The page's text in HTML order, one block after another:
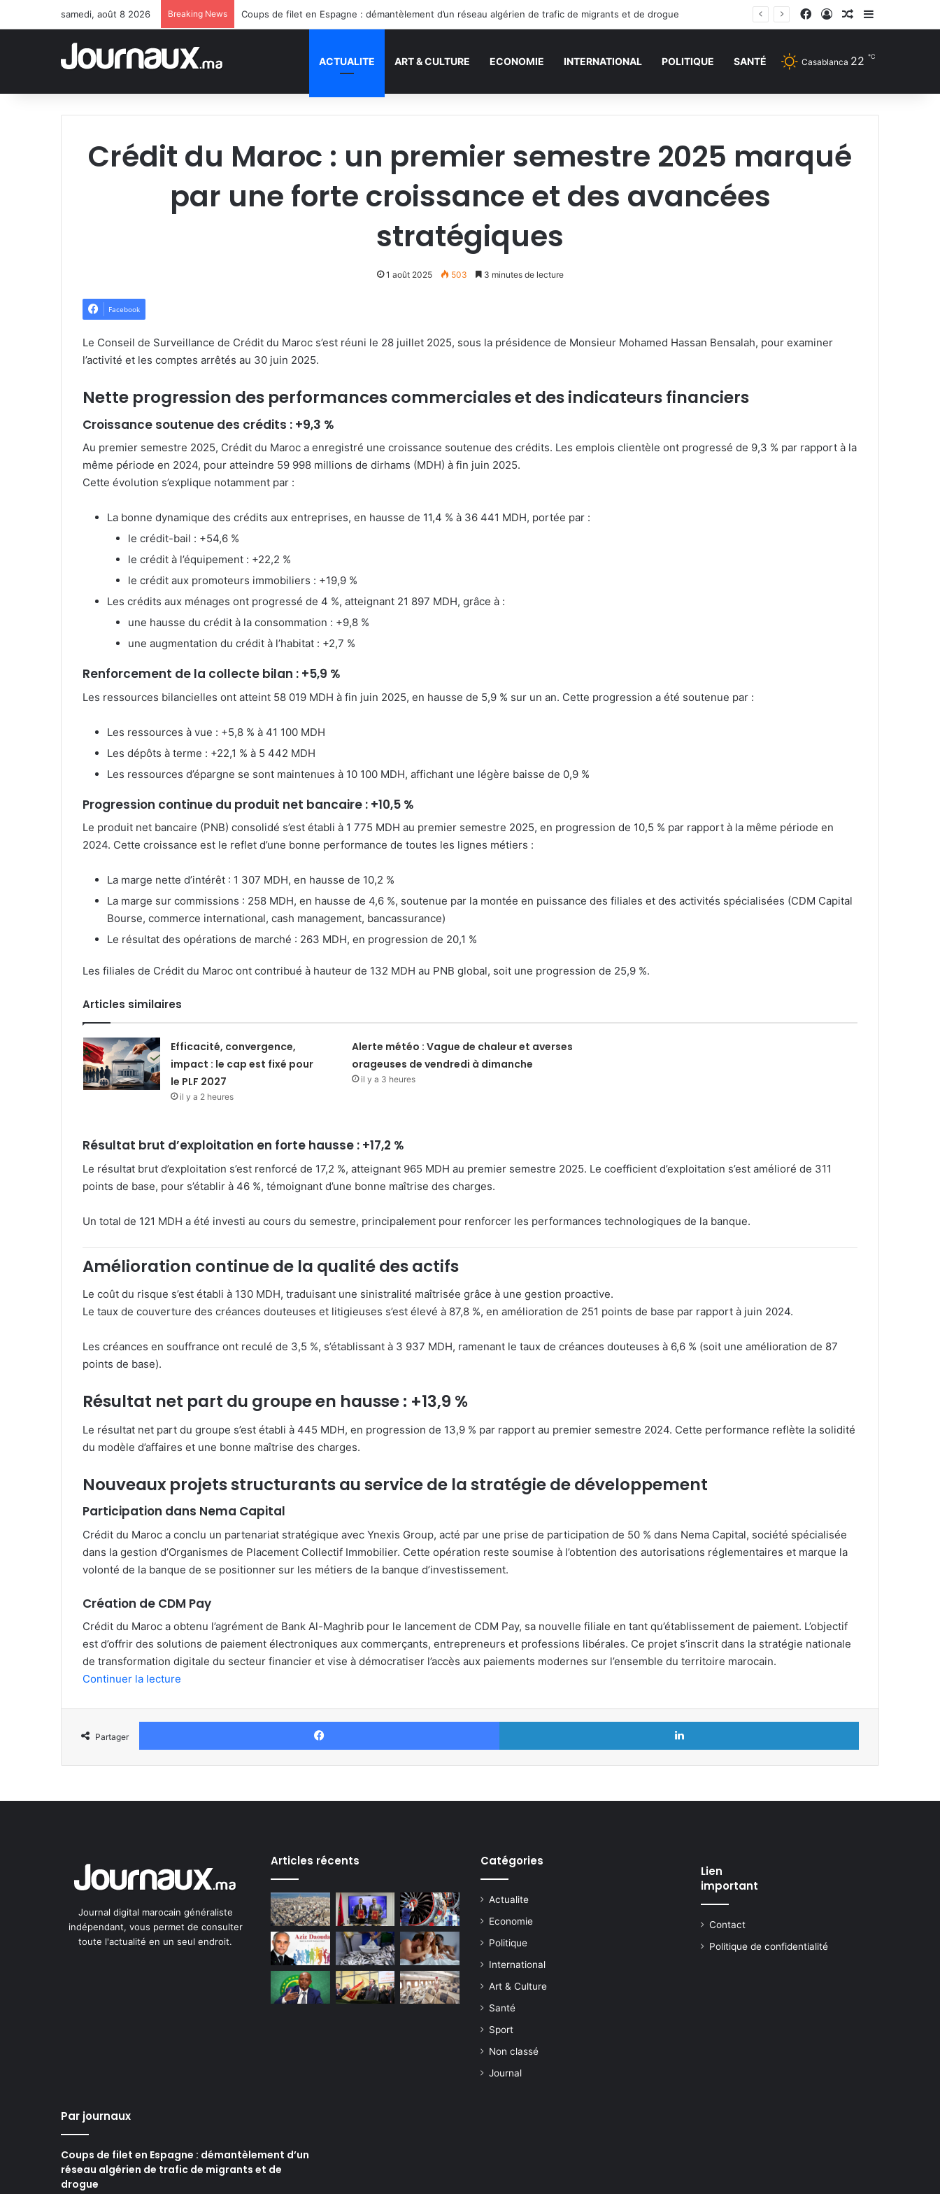
samedi, août 8 2026 Breaking News Coups de filet en Espagne : démantèlement d’un réseau algérien de trafic de migrants et de drogue Facebook
Connexion
Article Aléatoire
Sidebar
ACTUALITE ART & CULTURE ECONOMIE INTERNATIONAL POLITIQUE SANTÉ Casablanca 22 ℃
Crédit du Maroc : un premier semestre 2025 marqué
par une forte croissance et des avancées
stratégiques
1 août 2025 503 3 minutes de lecture
Facebook
Le Conseil de Surveillance de Crédit du Maroc s’est réuni le 28 juillet 2025, sous la présidence de Monsieur Mohamed Hassan Bensalah, pour examiner
l’activité et les comptes arrêtés au 30 juin 2025.
Nette progression des performances commerciales et des indicateurs financiers
Croissance soutenue des crédits : +9,3 %
Au premier semestre 2025, Crédit du Maroc a enregistré une croissance soutenue des crédits. Les emplois clientèle ont progressé de 9,3 % par rapport à la
même période en 2024, pour atteindre 59 998 millions de dirhams (MDH) à fin juin 2025.
Cette évolution s’explique notamment par :
La bonne dynamique des crédits aux entreprises, en hausse de 11,4 % à 36 441 MDH, portée par :
le crédit-bail : +54,6 %
le crédit à l’équipement : +22,2 %
le crédit aux promoteurs immobiliers : +19,9 %
Les crédits aux ménages ont progressé de 4 %, atteignant 21 897 MDH, grâce à :
une hausse du crédit à la consommation : +9,8 %
une augmentation du crédit à l’habitat : +2,7 %
Renforcement de la collecte bilan : +5,9 %
Les ressources bilancielles ont atteint 58 019 MDH à fin juin 2025, en hausse de 5,9 % sur un an. Cette progression a été soutenue par :
Les ressources à vue : +5,8 % à 41 100 MDH
Les dépôts à terme : +22,1 % à 5 442 MDH
Les ressources d’épargne se sont maintenues à 10 100 MDH, affichant une légère baisse de 0,9 %
Progression continue du produit net bancaire : +10,5 %
Le produit net bancaire (PNB) consolidé s’est établi à 1 775 MDH au premier semestre 2025, en progression de 10,5 % par rapport à la même période en
2024. Cette croissance est le reflet d’une bonne performance de toutes les lignes métiers :
La marge nette d’intérêt : 1 307 MDH, en hausse de 10,2 %
La marge sur commissions : 258 MDH, en hausse de 4,6 %, soutenue par la montée en puissance des filiales et des activités spécialisées (CDM Capital
Bourse, commerce international, cash management, bancassurance)
Le résultat des opérations de marché : 263 MDH, en progression de 20,1 %
Les filiales de Crédit du Maroc ont contribué à hauteur de 132 MDH au PNB global, soit une progression de 25,9 %.
Articles similaires
Efficacité, convergence,
impact : le cap est fixé pour
le PLF 2027
il y a 2 heures
Alerte météo : Vague de chaleur et averses
orageuses de vendredi à dimanche
il y a 3 heures
Résultat brut d’exploitation en forte hausse : +17,2 %
Le résultat brut d’exploitation s’est renforcé de 17,2 %, atteignant 965 MDH au premier semestre 2025. Le coefficient d’exploitation s’est amélioré de 311
points de base, pour s’établir à 46 %, témoignant d’une bonne maîtrise des charges.
Un total de 121 MDH a été investi au cours du semestre, principalement pour renforcer les performances technologiques de la banque.
Amélioration continue de la qualité des actifs
Le coût du risque s’est établi à 130 MDH, traduisant une sinistralité maîtrisée grâce à une gestion proactive.
Le taux de couverture des créances douteuses et litigieuses s’est élevé à 87,8 %, en amélioration de 251 points de base par rapport à juin 2024.
Les créances en souffrance ont reculé de 3,5 %, s’établissant à 3 937 MDH, ramenant le taux de créances douteuses à 6,6 % (soit une amélioration de 87
points de base).
Résultat net part du groupe en hausse : +13,9 %
Le résultat net part du groupe s’est établi à 445 MDH, en progression de 13,9 % par rapport au premier semestre 2024. Cette performance reflète la solidité
du modèle d’affaires et une bonne maîtrise des charges.
Nouveaux projets structurants au service de la stratégie de développement
Participation dans Nema Capital
Crédit du Maroc a conclu un partenariat stratégique avec Ynexis Group, acté par une prise de participation de 50 % dans Nema Capital, société spécialisée
dans la gestion d’Organismes de Placement Collectif Immobilier. Cette opération reste soumise à l’obtention des autorisations réglementaires et marque la
volonté de la banque de se positionner sur les métiers de la banque d’investissement.
Création de CDM Pay
Crédit du Maroc a obtenu l’agrément de Bank Al-Maghrib pour le lancement de CDM Pay, sa nouvelle filiale en tant qu’établissement de paiement. L’objectif
est d’offrir des solutions de paiement électroniques aux commerçants, entrepreneurs et professions libérales. Ce projet s’inscrit dans la stratégie nationale
de transformation digitale du secteur financier et vise à démocratiser l’accès aux paiements modernes sur l’ensemble du territoire marocain.
Continuer la lecture
Partager
Facebook Linkedin
Journal digital marocain généraliste
indépendant, vous permet de consulter
toute l'actualité en un seul endroit.
Articles récents Catégories
Actualite
Economie
Politique
International
Art & Culture
Santé
Sport
Non classé
Journal
Lien
important
Contact
Politique de confidentialité
Par journaux
Coups de filet en Espagne : démantèlement d’un
réseau algérien de trafic de migrants et de
drogue